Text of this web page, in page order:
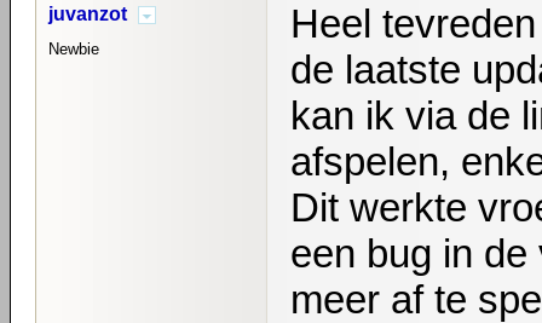
juvanzot
Newbie
Heel
de laatste
kan ik via de
afspelen,
Dit werkte
een bug in
meer af te